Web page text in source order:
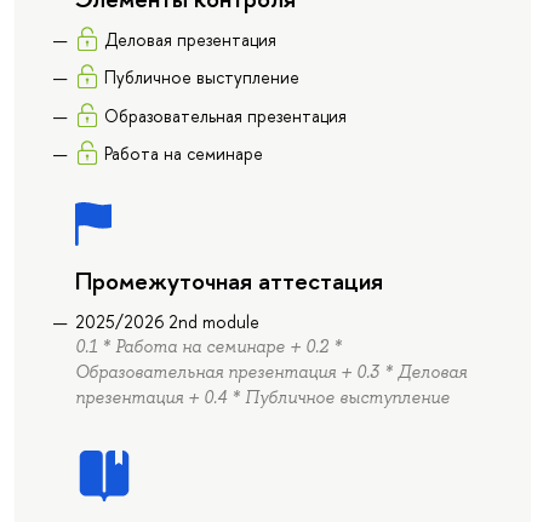
Деловая презентация
Публичное выступление
Образовательная презентация
Работа на семинаре
Промежуточная аттестация
2025/2026 2nd module
0.1 * Работа на семинаре + 0.2 *
Образовательная презентация + 0.3 * Деловая
презентация + 0.4 * Публичное выступление